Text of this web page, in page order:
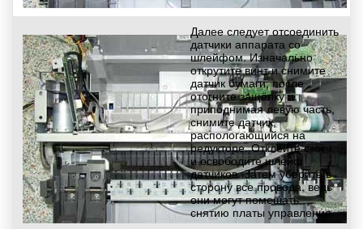
Далее следует отсоединить
датчики аппарата со
шлейфом. Изначально
открутите винт и снимите
датчик бумаги, после
отогните защёлку и,
приподнимая левую часть,
снимите датчик,
распологающийся на
редукторе. Отклейте скотч
и освободите шлейф
датчиков. Затем уберите в
сторону все провода, ведь
они могут помешать
снятию платы управления.